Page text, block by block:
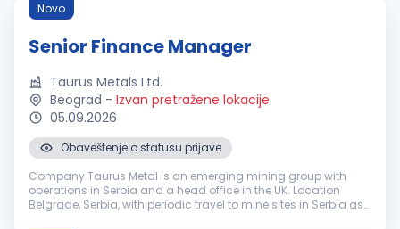
Novo
Senior Finance Manager
Taurus Metals Ltd.
Beograd - Izvan pretražene lokacije
05.09.2026
Obaveštenje o statusu prijave
Company Taurus Metal is an emerging mining group with
operations in Serbia and a head office in the UK. Location
Belgrade, Serbia, with periodic travel to mine sites in Serbia as